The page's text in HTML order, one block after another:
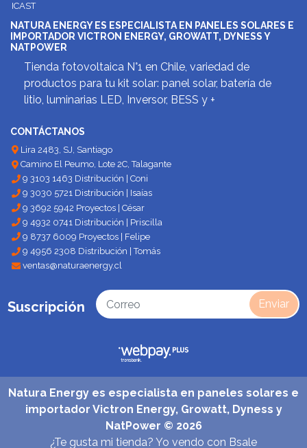
ICAST
NATURA ENERGY ES ESPECIALISTA EN PANELES SOLARES E
IMPORTADOR VICTRON ENERGY, GROWATT, DYNESS Y
NATPOWER
Tienda fotovoltaica N°1 en Chile, variedad de
productos para tu kit solar: panel solar, batería de
litio, luminarias LED, Inversor, BESS y +
CONTÁCTANOS
Lira 2483, SJ, Santiago
Camino El Peumo, Lote 2C, Talagante
9 3103 1463 Distribución | Coni
9 3030 5721 Distribución | Isaías
9 3692 5942 Proyectos | César
9 4932 0741 Distribución | Priscilla
9 8737 6009 Proyectos | Felipe
9 4956 2308 Distribución | Tomás
ventas@naturaenergy.cl
Suscripción Enviar
Natura Energy es especialista en paneles solares e
importador Victron Energy, Growatt, Dyness y
NatPower © 2026
¿Te gusta mi tienda? Yo vendo con Bsale